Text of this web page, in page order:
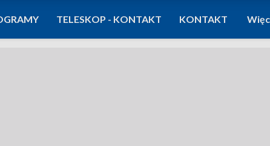
TELESKOP - KONTAKT KONTAKT